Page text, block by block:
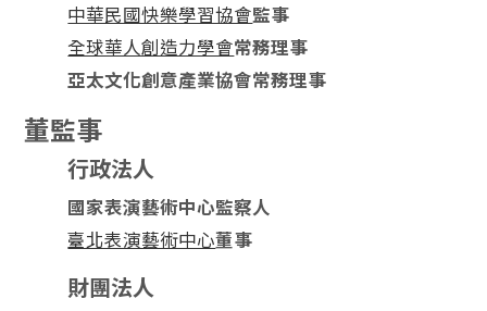
中華民國快樂學習協會監事
全球華人創造力學會常務理事
亞太文化創意產業協會常務理事
董監事
行政法人
國家表演藝術中心監察人
臺北表演藝術中心董事
財團法人